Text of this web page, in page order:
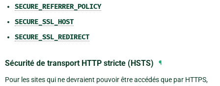
SECURE_REFERRER_POLICY
SECURE_SSL_HOST
SECURE_SSL_REDIRECT
Sécurité de transport HTTP stricte (HSTS) ¶
Pour les sites qui ne devraient pouvoir être accédés que par HTTPS,